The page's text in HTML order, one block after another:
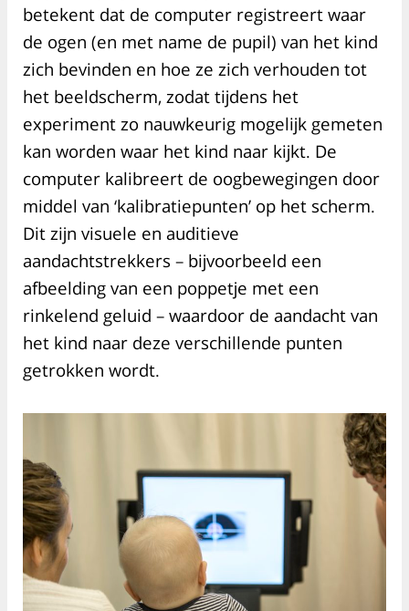
betekent dat de computer registreert waar
de ogen (en met name de pupil) van het kind
zich bevinden en hoe ze zich verhouden tot
het beeldscherm, zodat tijdens het
experiment zo nauwkeurig mogelijk gemeten
kan worden waar het kind naar kijkt. De
computer kalibreert de oogbewegingen door
middel van ‘kalibratiepunten’ op het scherm.
Dit zijn visuele en auditieve
aandachtstrekkers – bijvoorbeeld een
afbeelding van een poppetje met een
rinkelend geluid – waardoor de aandacht van
het kind naar deze verschillende punten
getrokken wordt.